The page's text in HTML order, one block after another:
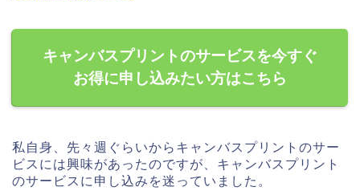
キャンバスプリントのサービスを今すぐ
お得に申し込みたい方はこちら
私自身、先々週ぐらいからキャンバスプリントのサー
ビスには興味があったのですが、キャンバスプリント
のサービスに申し込みを迷っていました。